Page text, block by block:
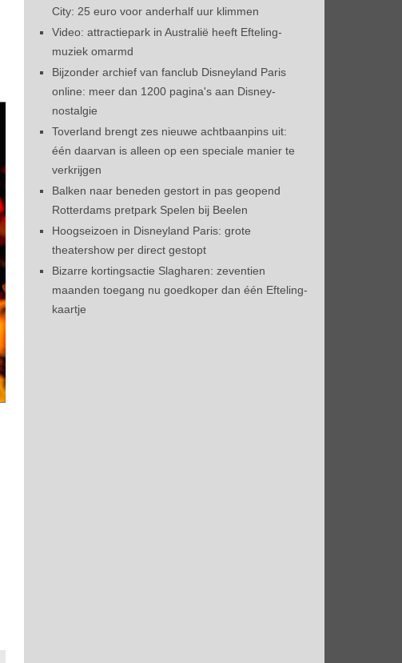
City: 25 euro voor anderhalf uur klimmen
Video: attractiepark in Australië heeft Efteling-
muziek omarmd
Bijzonder archief van fanclub Disneyland Paris
online: meer dan 1200 pagina's aan Disney-
nostalgie
Toverland brengt zes nieuwe achtbaanpins uit:
één daarvan is alleen op een speciale manier te
verkrijgen
Balken naar beneden gestort in pas geopend
Rotterdams pretpark Spelen bij Beelen
Hoogseizoen in Disneyland Paris: grote
theatershow per direct gestopt
Bizarre kortingsactie Slagharen: zeventien
maanden toegang nu goedkoper dan één Efteling-
kaartje